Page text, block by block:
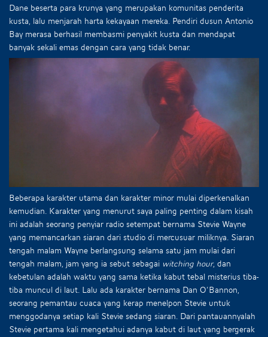
Dane beserta para krunya yang merupakan komunitas penderita
kusta, lalu menjarah harta kekayaan mereka. Pendiri dusun Antonio
Bay merasa berhasil membasmi penyakit kusta dan mendapat
banyak sekali emas dengan cara yang tidak benar.
Beberapa karakter utama dan karakter minor mulai diperkenalkan
kemudian. Karakter yang menurut saya paling penting dalam kisah
ini adalah seorang penyiar radio setempat bernama Stevie Wayne
yang memancarkan siaran dari studio di mercusuar miliknya. Siaran
tengah malam Wayne berlangsung selama satu jam mulai dari
tengah malam, jam yang ia sebut sebagai witching hour, dan
kebetulan adalah waktu yang sama ketika kabut tebal misterius tiba-
tiba muncul di laut. Lalu ada karakter bernama Dan O’Bannon,
seorang pemantau cuaca yang kerap menelpon Stevie untuk
menggodanya setiap kali Stevie sedang siaran. Dari pantauannyalah
Stevie pertama kali mengetahui adanya kabut di laut yang bergerak